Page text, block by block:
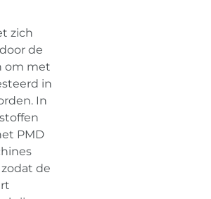
zich
de
om met
in
In
PMD
de